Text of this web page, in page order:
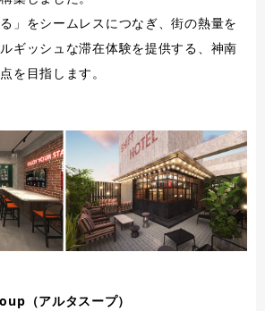
」をシームレスにつなぎ、街の熱量を
ギッシュな滞在体験を提供する、神南
を目指します。
（アルタスープ）